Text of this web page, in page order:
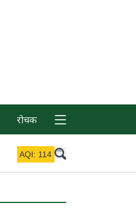
रोचक
AQI: 114